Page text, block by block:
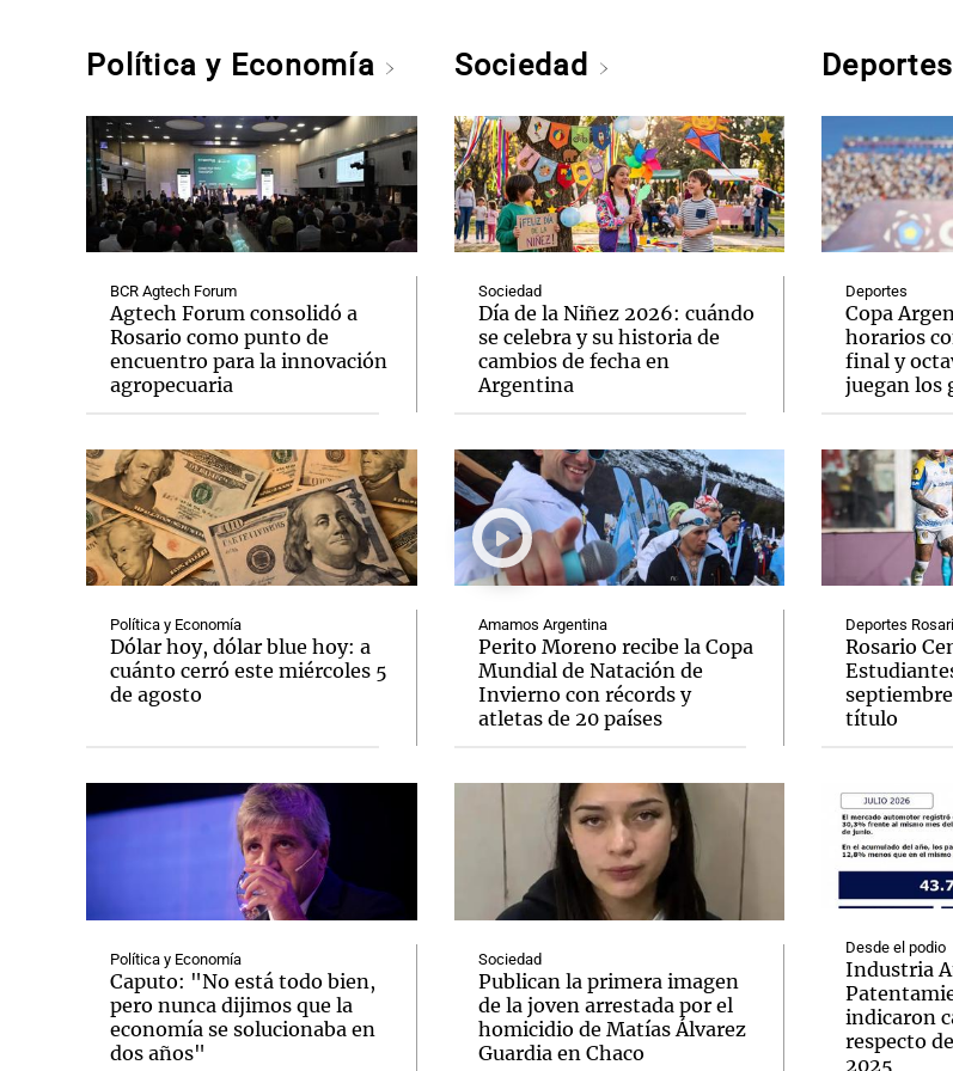
Política y Economía
BCR Agtech Forum
Agtech Forum consolidó a
Rosario como punto de
encuentro para la innovación
agropecuaria
Política y Economía
Dólar hoy, dólar blue hoy: a
cuánto cerró este miércoles 5
de agosto
Política y Economía
Caputo: "No está todo bien,
pero nunca dijimos que la
economía se solucionaba en
dos años"
Sociedad
Sociedad
Día de la Niñez 2026: cuándo
se celebra y su historia de
cambios de fecha en
Argentina
Amamos Argentina
Perito Moreno recibe la Copa
Mundial de Natación de
Invierno con récords y
atletas de 20 países
Sociedad
Publican la primera imagen
de la joven arrestada por el
homicidio de Matías Álvarez
Guardia en Chaco
Deportes
Deportes
Copa
horarios
final y
juegan los
Deportes
Rosario
título
Desde el podio
Industria
indicaron
respecto
2025
Notas
El huracán de Arequito